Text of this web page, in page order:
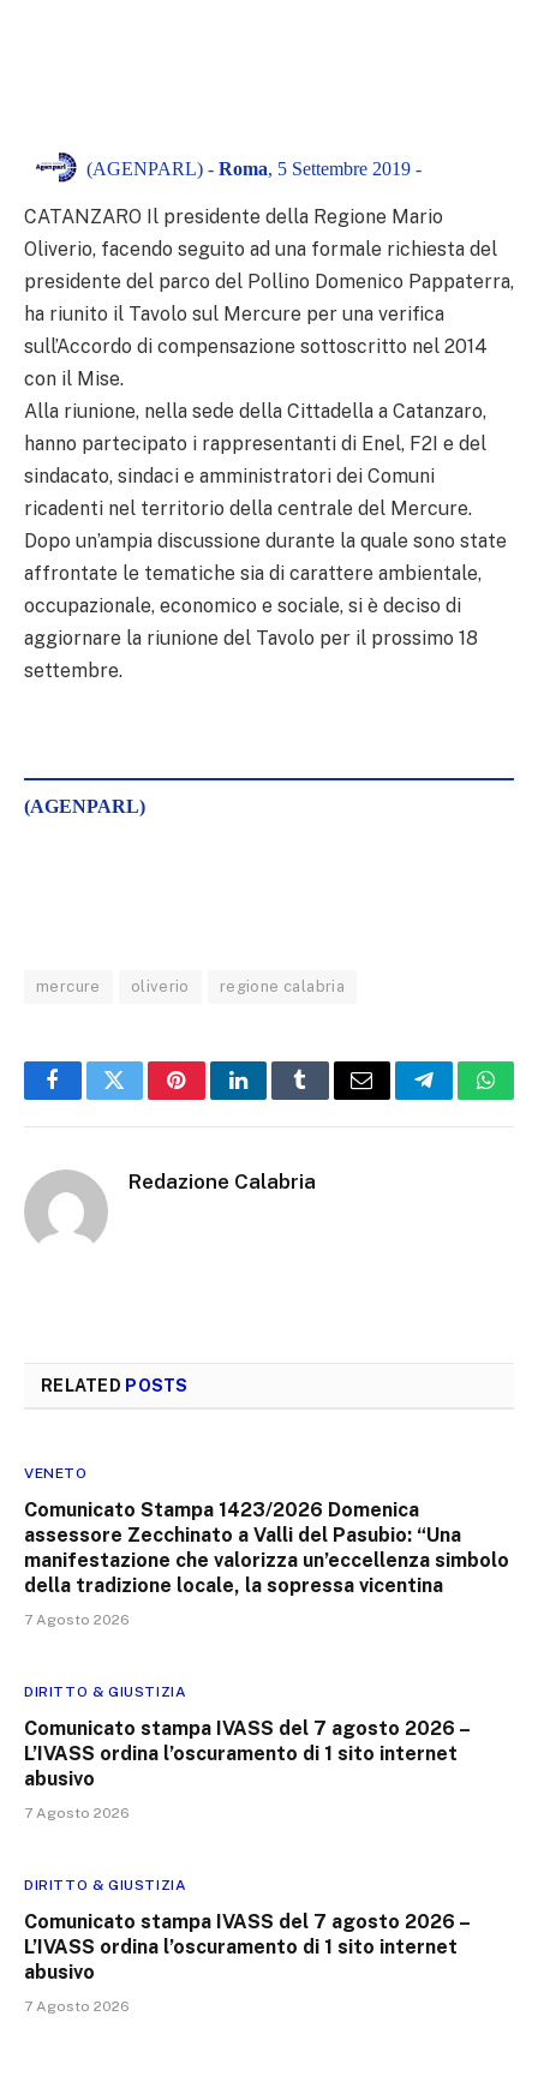
(AGENPARL) - Roma, 5 Settembre 2019 -
CATANZARO Il presidente della Regione Mario
Oliverio, facendo seguito ad una formale richiesta del
presidente del parco del Pollino Domenico Pappaterra,
ha riunito il Tavolo sul Mercure per una verifica
sull’Accordo di compensazione sottoscritto nel 2014
con il Mise.
Alla riunione, nella sede della Cittadella a Catanzaro,
hanno partecipato i rappresentanti di Enel, F2I e del
sindacato, sindaci e amministratori dei Comuni
ricadenti nel territorio della centrale del Mercure.
Dopo un’ampia discussione durante la quale sono state
affrontate le tematiche sia di carattere ambientale,
occupazionale, economico e sociale, si è deciso di
aggiornare la riunione del Tavolo per il prossimo 18
settembre.
(AGENPARL)
mercure oliverio regione calabria
FacebookTwitterPinterestLinkedInTumblrEmail Telegram
Redazione Calabria
RELATED POSTS
VENETO
Comunicato Stampa 1423/2026 Domenica
assessore Zecchinato a Valli del Pasubio: “Una
manifestazione che valorizza un’eccellenza simbolo
della tradizione locale, la sopressa vicentina
7 Agosto 2026
DIRITTO & GIUSTIZIA
Comunicato stampa IVASS del 7 agosto 2026 –
L’IVASS ordina l’oscuramento di 1 sito internet
abusivo
7 Agosto 2026
DIRITTO & GIUSTIZIA
Comunicato stampa IVASS del 7 agosto 2026 –
L’IVASS ordina l’oscuramento di 1 sito internet
abusivo
7 Agosto 2026